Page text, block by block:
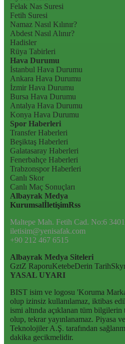
Felak Nas Suresi
Fetih Suresi
Namaz Nasıl Kılınır?
Abdest Nasıl Alınır?
Hadisler
Rüya Tabirleri
Hava Durumu
İstanbul Hava Durumu
Ankara Hava Durumu
İzmir Hava Durumu
Bursa Hava Durumu
Antalya Hava Durumu
Konya Hava Durumu
Spor Haberleri
Transfer Haberleri
Beşiktaş Haberleri
Galatasaray Haberleri
Fenerbahçe Haberleri
Trabzonspor Haberleri
Canlı Skor
Canlı Maç Sonuçları
Albayrak Medya
KurumsalİletişimRss
Maltepe Mah. Fetih Cad. No:6
iletisim@yenisafak.com
+90 212 467 6515
Albayrak Medya Siteleri
GztZ RaporuKetebeDerin Tarih
YASAL UYARI
BIST isim ve logosu 'Koruma
olup izinsiz kullanılamaz, iktibas
ismi altında açıklanan tüm
olup, tekrar yayınlanamaz. Piyasa
Teknolojiler A.Ş. tarafından
dakika gecikmelidir.